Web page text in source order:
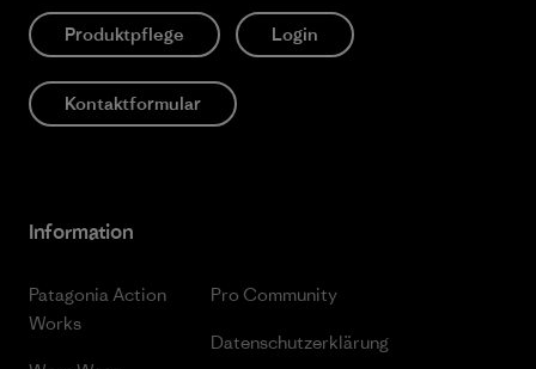
Produktpflege Login
Kontaktformular
Information
Patagonia Action
Works
Pro Community
Datenschutzerklärung